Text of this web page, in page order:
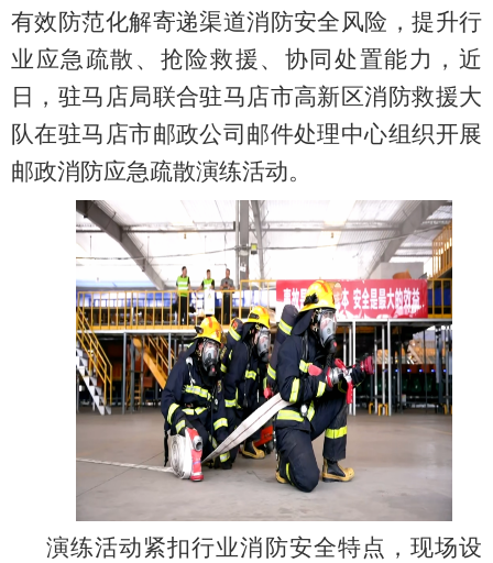
有效防范化解寄递渠道消防安全风险，提升行
业应急疏散、抢险救援、协同处置能力 ，近
日， 驻马店局联合驻马店市高新区消防救援大
队在驻马店市邮政公司邮件处理中心组织开展
邮政消防应急疏散演练活动。
演练活动紧扣行业消防安全特点 ，现场设